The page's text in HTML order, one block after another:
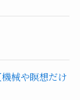
械や瞑想だけ